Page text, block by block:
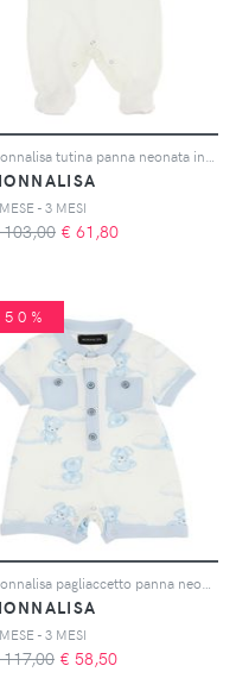
- 3 MESI
€ 61,80
- 3 MESI
€ 58,50